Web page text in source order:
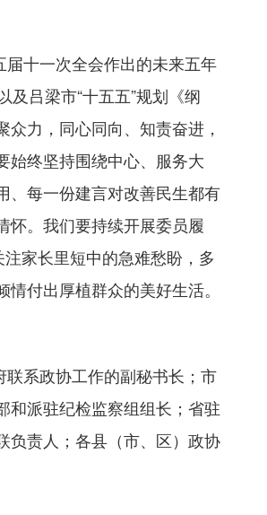
十一次全会作出的未来五年
吕梁市“十五五”规划《纲
力，同心同向、知责奋进，
始终坚持围绕中心、服务大
、每一份建言对改善民生都有
怀。我们要持续开展委员履
家长里短中的急难愁盼，多
付出厚植群众的美好生活。
系政协工作的副秘书长；市
和派驻纪检监察组组长；省驻
负责人；各县（市、区）政协